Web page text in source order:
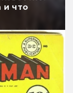
и что